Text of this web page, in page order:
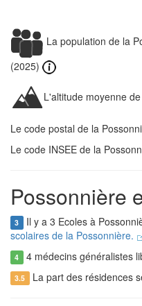
La population de la
(2025)
L'altitude moyenne
Le code postal de la
Le code INSEE de la
Possonnière
3 Il y a 3 Ecoles à
scolaires de la Possonnière.
4 4 médecins généralistes
3.5 La part des résidences